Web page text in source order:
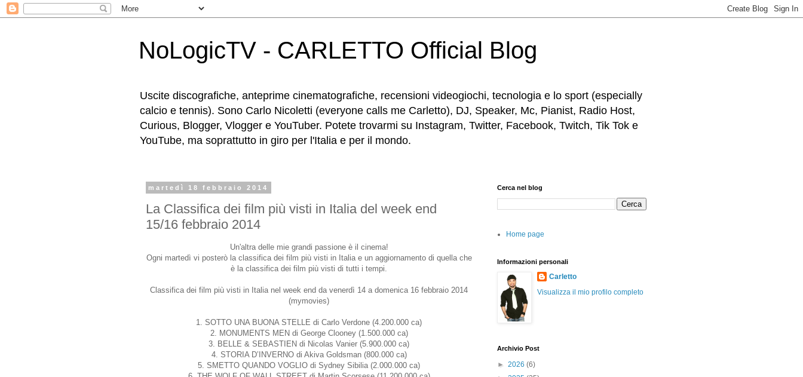
NoLogicTV - CARLETTO Official Blog
Uscite discografiche, anteprime cinematografiche, recensioni videogiochi, tecnologia e lo sport (especially
calcio e tennis). Sono Carlo Nicoletti (everyone calls me Carletto), DJ, Speaker, Mc, Pianist, Radio Host,
Curious, Blogger, Vlogger e YouTuber. Potete trovarmi su Instagram, Twitter, Facebook, Twitch, Tik Tok e
YouTube, ma soprattutto in giro per l'Italia e per il mondo.
martedì 18 febbraio 2014
La Classifica dei film più visti in Italia del week end
15/16 febbraio 2014
Un'altra delle mie grandi passione è il cinema!
Ogni martedì vi posterò la classifica dei film più visti in Italia e un aggiornamento di quella che
è la classifica dei film più visti di tutti i tempi.
Classifica dei film più visti in Italia nel week end da venerdì 14 a domenica 16 febbraio 2014
(mymovies)
1. SOTTO UNA BUONA STELLE di Carlo Verdone (4.200.000 ca)
2. MONUMENTS MEN di George Clooney (1.500.000 ca)
3. BELLE & SEBASTIEN di Nicolas Vanier (5.900.000 ca)
4. STORIA D’INVERNO di Akiva Goldsman (800.000 ca)
5. SMETTO QUANDO VOGLIO di Sydney Sibilia (2.000.000 ca)
Cerca nel blog
Home page
Informazioni personali
Carletto
Visualizza il mio profilo completo
Archivio Post
► 2026 (6)